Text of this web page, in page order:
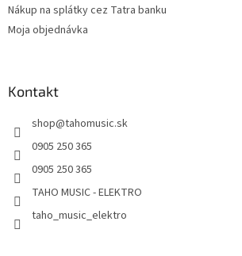
Nákup na splátky cez Tatra banku
Moja objednávka
Kontakt
shop@tahomusic.sk
0905 250 365
0905 250 365
TAHO MUSIC - ELEKTRO
taho_music_elektro